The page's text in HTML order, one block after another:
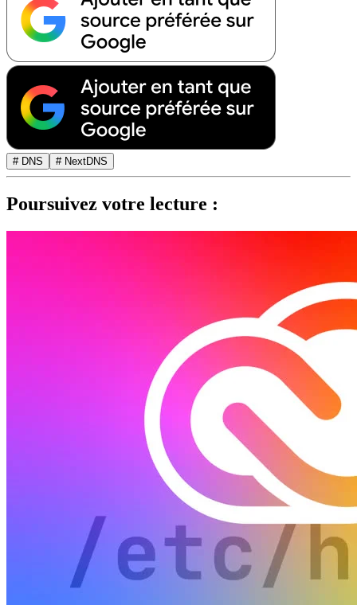
# DNS # NextDNS
Poursuivez votre lecture :